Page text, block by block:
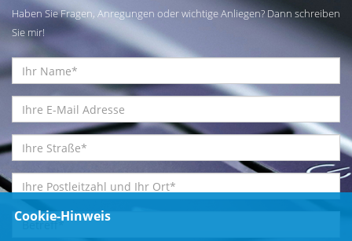
Haben Sie Fragen, Anregungen oder wichtige Anliegen? Dann schreiben
Sie mir!
Cookie-Hinweis